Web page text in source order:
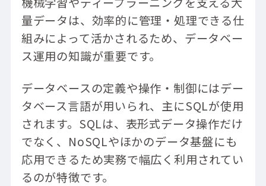
量データは、効率的に管理・処理できる仕
組みによって活かされるため、データベー
ス運用の知識が重要です。
データベースの定義や操作・制御にはデー
タベース言語が用いられ、主にSQLが使用
されます。SQLは、表形式データ操作だけ
でなく、NoSQLやほかのデータ基盤にも
応用できるため実務で幅広く利用されてい
るのが特徴です。